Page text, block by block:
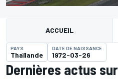
ACCUEIL
PAYS
Thaïlande
DATE DE NAISSANCE
1972-03-26
Dernières actus